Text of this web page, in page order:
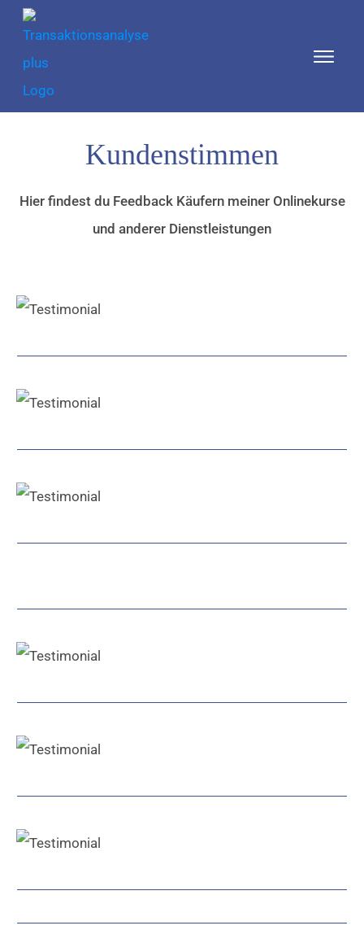
Kundenstimmen
Hier findest du Feedback Käufern meiner Onlinekurse
und anderer Dienstleistungen